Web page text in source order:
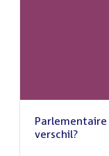
verschil?